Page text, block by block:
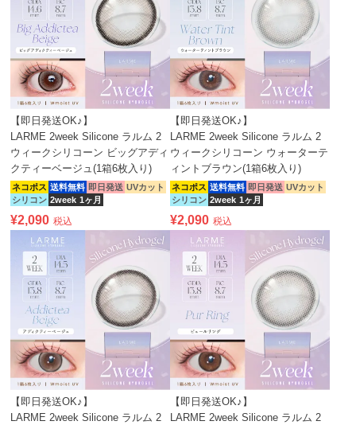
【即日発送OK♪】
LARME 2week Silicone ラルム 2
ウィークシリコーン ビッグアディ
クティーベージュ(1箱6枚入り)
ネコポス 送料無料 即日発送 UVカット
シリコン 2week 1ヶ月
¥2,090 税込
【即日発送OK♪】
LARME 2week Silicone ラルム 2
ウィークシリコーン ウォーターテ
ィントブラウン(1箱6枚入り)
ネコポス 送料無料 即日発送 UVカット
シリコン 2week 1ヶ月
¥2,090 税込
【即日発送OK♪】
LARME 2week Silicone ラルム 2
【即日発送OK♪】
LARME 2week Silicone ラルム 2